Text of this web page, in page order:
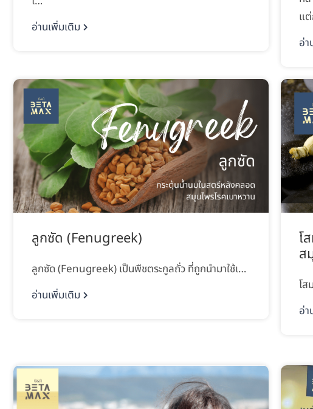
อ่านเพิ่มเติม
แ
อ่า
ลูกซัด (Fenugreek)
ลูกซัด (Fenugreek) เป็นพืชตระกูลถั่ว ที่ถูกนำมาใช้เ…
อ่านเพิ่มเติม
โ
ส
โส
อ่า